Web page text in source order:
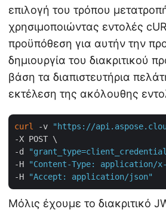
επιλογή του τρόπου
χρησιμοποιώντας εντολές
προϋπόθεση για αυτήν την
δημιουργία του διακριτικού
βάση τα διαπιστευτήρια
εκτέλεση της ακόλουθης
curl -v "https://
-X POST \
-d
-H
"Content-Type: application/x-
-H
"Accept: application/json"
Μόλις έχουμε το διακριτικό